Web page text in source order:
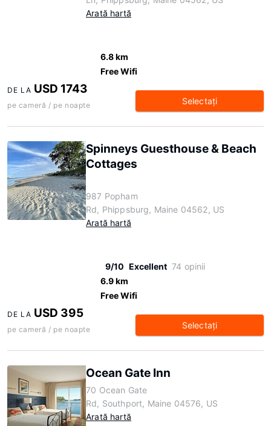
Arată hartă
6.8 km
Free Wifi
DE LA USD 1743
pe cameră / pe noapte Selectaţi
Spinneys Guesthouse & Beach
Cottages
987 Popham
Rd, Phippsburg, Maine 04562, US
Arată hartă
9/10 Excellent 74 opinii
6.9 km
Free Wifi
DE LA USD 395
pe cameră / pe noapte Selectaţi
Ocean Gate Inn
70 Ocean Gate
Rd, Southport, Maine 04576, US
Arată hartă